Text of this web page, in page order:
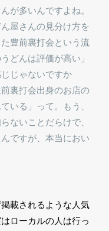
が多いんですよね。
屋さんの見分け方を
豊前裏打会という流
どんは評価が高い」
じゃないですか
裏打会出身のお店の
いる」って。もう、
ないことだらけで、
ですが、本当におい
載されるような人気
ローカルの人は行っ